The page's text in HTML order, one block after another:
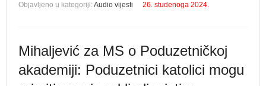
Objavljeno u kategoriji:Audio vijesti 26. studenoga 2024.
Mihaljević za MS o Poduzetničkoj
akademiji: Poduzetnici katolici mogu